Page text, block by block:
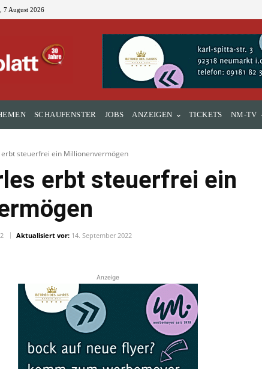
7 August 2026
SCHAUFENSTER JOBS ANZEIGEN TICKETS NM-TV
erbt steuerfrei ein Millionenvermögen
erbt steuerfrei ein
Aktualisiert vor: 14. September 2022
Anzeige